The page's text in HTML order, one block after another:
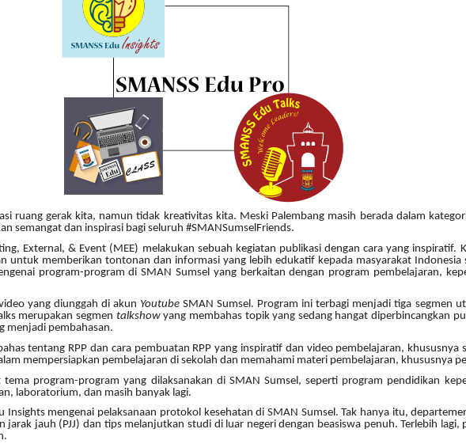
ruang gerak kita, namun tidak kreativitas kita. Meski Palembang masih berada dalam
semangat dan inspirasi bagi seluruh #SMANSumselFriends.
External, & Event (MEE) melakukan sebuah kegiatan publikasi dengan cara yang inspiratif.
untuk memberikan tontonan dan informasi yang lebih edukatif kepada masyarakat Indonesia
program-program di SMAN Sumsel yang berkaitan dengan program pembelajaran,
yang diunggah di akun Youtube SMAN Sumsel. Program ini terbagi menjadi tiga segmen
s merupakan segmen talkshow yang membahas topik yang sedang hangat diperbincangkan
menjadi pembahasan.
tentang RPP dan cara pembuatan RPP yang inspiratif dan video pembelajaran, khususnya
mempersiapkan pembelajaran di sekolah dan memahami materi pembelajaran, khususnya
program-program yang dilaksanakan di SMAN Sumsel, seperti program pendidikan
laboratorium, dan masih banyak lagi.
Insights mengenai pelaksanaan protokol kesehatan di SMAN Sumsel. Tak hanya itu,
jauh (PJJ) dan tips melanjutkan studi di luar negeri dengan beasiswa penuh. Terlebih lagi,